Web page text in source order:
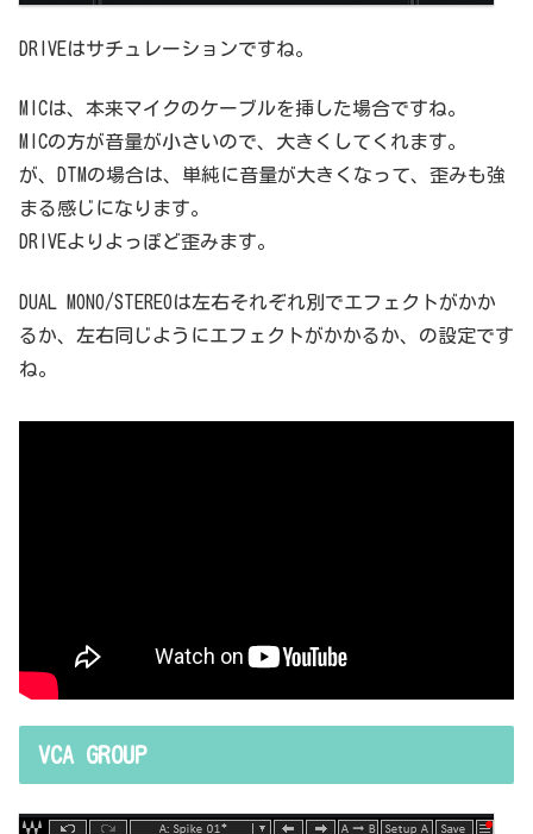
DRIVEはサチュレーションですね。
MICは、本来マイクのケーブルを挿した場合ですね。
MICの方が音量が小さいので、大きくしてくれます。
が、DTMの場合は、単純に音量が大きくなって、歪みも強
まる感じになります。
DRIVEよりよっぽど歪みます。
DUAL MONO/STEREOは左右それぞれ別でエフェクトがかか
るか、左右同じようにエフェクトがかかるか、の設定です
ね。
VCA GROUP